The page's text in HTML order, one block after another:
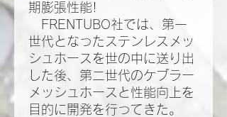
期膨張性能!​
FRENTUBO社では、第一
世代となったステンレスメッ
シュホースを世の中に送り出
した後、第二世代のケブラー
メッシュホースと性能向上を
目的に開発を行ってきた。​